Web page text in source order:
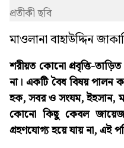
প্রতীকী ছবি
মাওলানা বাহাউদ্দিন
শরীয়ত কোনো প্রবৃত্তি-
না। একটি বৈধ বিষয় পালন
হক, সবর ও সংযম, ইহসান,
কোনো কিছু কেবল জায়েজ
গ্রহণযোগ্য হয়ে যায় না, এই